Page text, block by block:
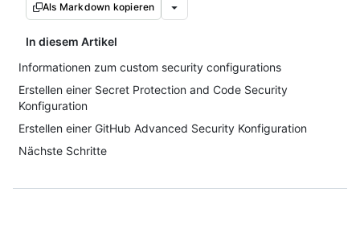
Als Markdown kopieren
In diesem Artikel
Informationen zum custom security configurations
Erstellen einer Secret Protection and Code Security
Konfiguration
Erstellen einer GitHub Advanced Security Konfiguration
Nächste Schritte